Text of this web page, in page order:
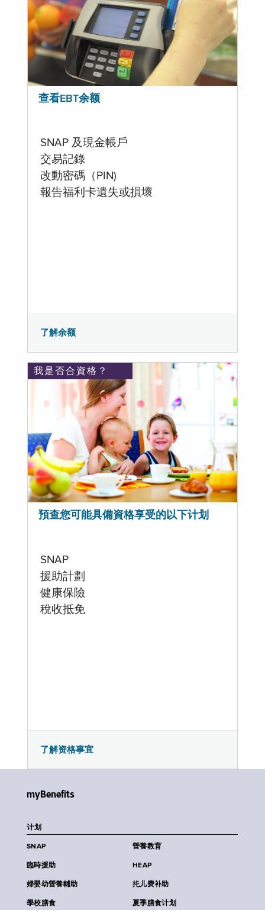
查看EBT余额
SNAP 及現金帳戶
交易記錄
改動密碼（PIN)
報告福利卡遺失或損壞
了解余额
我是否合資格？
預查您可能具備資格享受的以下计划
SNAP
援助計劃
健康保險
稅收抵免
了解资格事宜
myBenefits
计划
SNAP 營養教育
臨時援助 HEAP
婦嬰幼營養輔助 扥儿费补助
學校膳食 夏季膳食计划